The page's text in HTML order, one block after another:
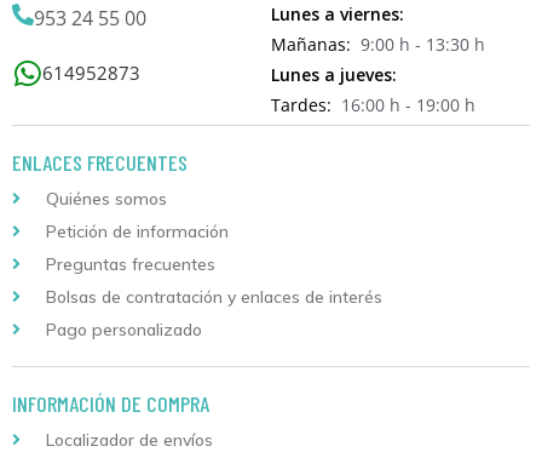
953 24 55 00
614952873
Lunes a viernes:
Mañanas: 9:00 h - 13:30 h
Lunes a jueves:
Tardes: 16:00 h - 19:00 h
ENLACES FRECUENTES
Quiénes somos
Petición de información
Preguntas frecuentes
Bolsas de contratación y enlaces de interés
Pago personalizado
INFORMACIÓN DE COMPRA
Localizador de envíos